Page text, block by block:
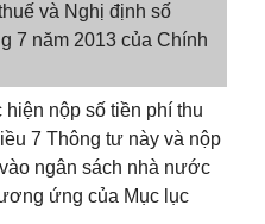
và Nghị định số
7 năm 2013 của Chính
nộp số tiền phí thu
7 Thông tư này và nộp
ngân sách nhà nước
ứng của Mục lục